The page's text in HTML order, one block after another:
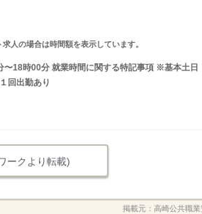
人の場合は時間額を表示しています。
18時00分 就業時間に関する特記事項 ※基本土日
回出勤あり
ークより転載)
掲載元： 高崎公共職